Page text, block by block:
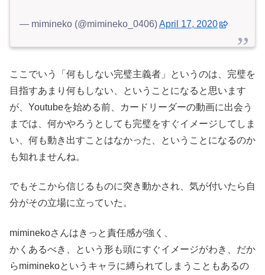
— mimineko (@mimineko_0406)April 17, 2020
ここでいう「何もしない完璧主義者」というのは、完璧を
目指すあまり何もしない、ということになると思います
が、Youtubeを始める前、カードリーダーの動画に出会う
までは、何かやろうとしても完璧をすぐイメージしてしま
い、何も動き出すことはなかった、ということになるのか
も知れませんね。
でもそこから信じるものに突き動かされ、気が付いたら自
分がその立場に立っていた。
miminekoさんはきっと責任感が強く、
かくあるべき、という形も頭にすぐイメージがわき、だか
らmiminekoというキャラに縛られてしまうこともあるの